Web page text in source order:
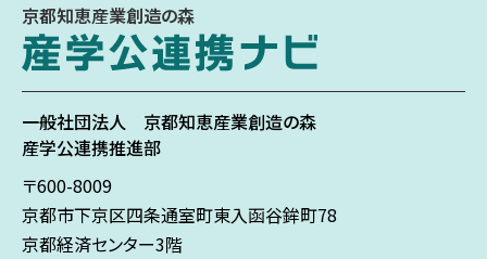
京都知恵産業創造の森
一般社団法人 京都知恵産業創造の森
産学公連携推進部
〒600-8009
京都市下京区四条通室町東入函谷鉾町78
京都経済センター3階